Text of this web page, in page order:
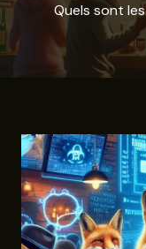
Quels sont